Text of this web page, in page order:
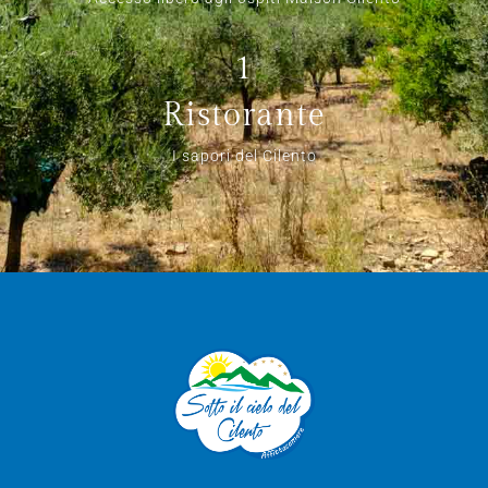
1
Ristorante
I sapori del Cilento